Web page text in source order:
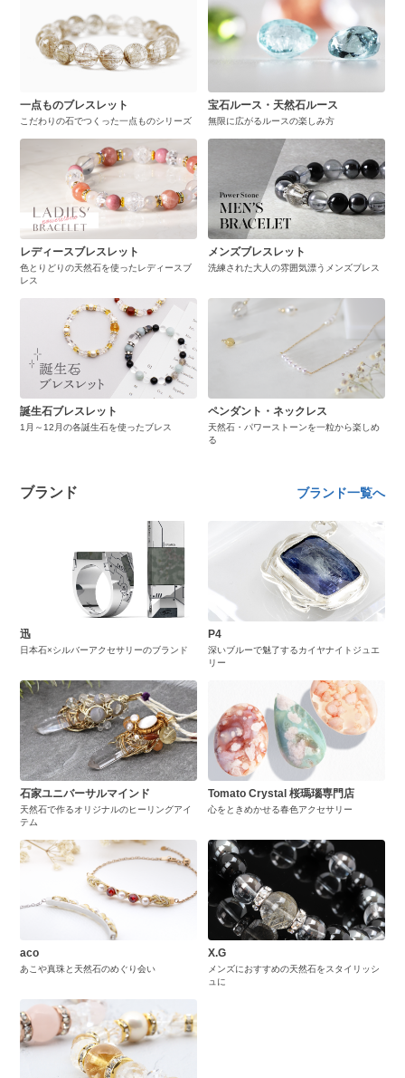
一点ものブレスレット
こだわりの石でつくった一点ものシリーズ
宝石ルース・天然石ルース
無限に広がるルースの楽しみ方
レディースブレスレット
色とりどりの天然石を使ったレディースブ
レス
メンズブレスレット
洗練された大人の雰囲気漂うメンズブレス
誕生石ブレスレット
1月～12月の各誕生石を使ったブレス
ペンダント・ネックレス
天然石・パワーストーンを一粒から楽しめ
る
ブランド ブランド一覧へ
迅
日本石×シルバーアクセサリーのブランド
P4
深いブルーで魅了するカイヤナイトジュエ
リー
石家ユニバーサルマインド
天然石で作るオリジナルのヒーリングアイ
テム
Tomato Crystal 桜瑪瑙専門店
心をときめかせる春色アクセサリー
aco
あこや真珠と天然石のめぐり会い
X.G
メンズにおすすめの天然石をスタイリッシ
ュに